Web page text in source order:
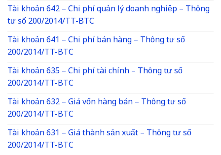
Tài khoản 642 – Chi phí quản lý doanh nghiệp – Thông
tư số 200/2014/TT-BTC
Tài khoản 641 – Chi phí bán hàng – Thông tư số
200/2014/TT-BTC
Tài khoản 635 – Chi phí tài chính – Thông tư số
200/2014/TT-BTC
Tài khoản 632 – Giá vốn hàng bán – Thông tư số
200/2014/TT-BTC
Tài khoản 631 – Giá thành sản xuất – Thông tư số
200/2014/TT-BTC